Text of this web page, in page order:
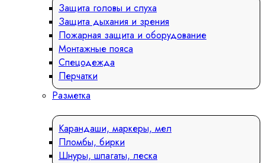
Защита головы и слуха
Защита дыхания и зрения
Пожарная защита и оборудование
Монтажные пояса
Спецодежда
Перчатки
Разметка
Карандаши, маркеры, мел
Пломбы, бирки
Шнуры, шпагаты, леска